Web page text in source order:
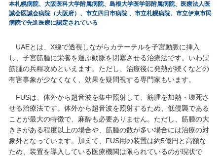
本札幌病院、大阪医科大学附属病院、島根大学医学部附属病院、医療法人医
誠会医誠会病院（大阪府）、市立四日市病院 、市立札幌病院、市立伊東市民
病院で先進医療に認定されている
UAEとは、X線で透視しながらカテーテルを子宮動脈に挿入
し、子宮筋腫に栄養を運ぶ動脈を閉塞させる治療法です。いわば
筋腫の兵糧攻めといえます。ただし、治療後に発熱が続くなどの
有害事象が少なくなく、効果を疑問視する専門家もいます。
FUSは、体外から超音波を集中照射して、筋腫を加熱・壊死さ
せる治療法です。体外から超音波を照射するため、低侵襲である
ことが最大の特徴で、麻酔も必要ありません。ただし、筋腫の大
きさがある程度以上の場合や、筋腫の数が多い場合には治療の対
象外となっています。加えて、FUS用の装置は約5億円と高額な
ため、装置を導入している医療機関は限られているのが現状で